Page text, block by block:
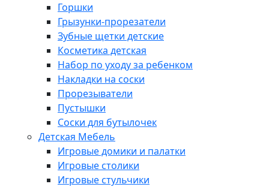
Горшки
Грызунки-прорезатели
Зубные щетки детские
Косметика детская
Набор по уходу за ребенком
Накладки на соски
Прорезыватели
Пустышки
Соски для бутылочек
Детская Мебель
Игровые домики и палатки
Игровые столики
Игровые стульчики